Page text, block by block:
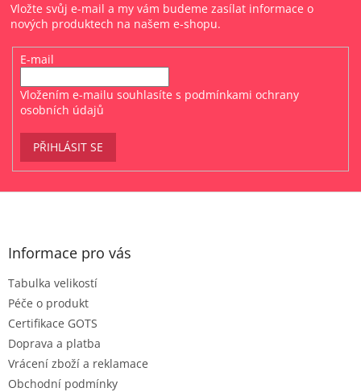
Vložte svůj e-mail a my vám budeme zasílat informace o
nových produktech na našem e-shopu.
E-mail
Vložením e-mailu souhlasíte s podmínkami ochrany
osobních údajů
PŘIHLÁSIT SE
Z
Informace pro vás
Tabulka velikostí
Péče o produkt
Certifikace GOTS
Doprava a platba
Vrácení zboží a reklamace
Obchodní podmínky